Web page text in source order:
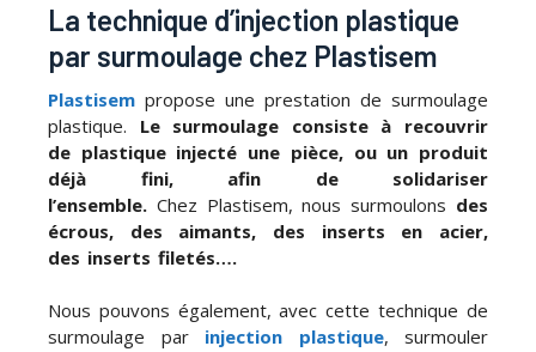
La technique d’injection plastique
par surmoulage chez Plastisem
Plastisem propose une prestation de surmoulage
plastique. Le surmoulage consiste à recouvrir
de plastique injecté une pièce, ou un produit
déjà fini, afin de solidariser
l’ensemble. Chez Plastisem, nous surmoulons des
écrous, des aimants, des inserts en acier,
des inserts filetés….
Nous pouvons également, avec cette technique de
surmoulage parinjection plastique, surmouler